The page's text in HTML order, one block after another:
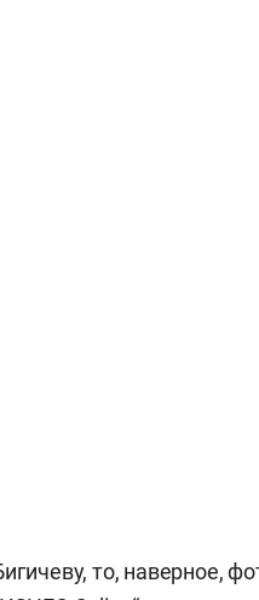
то, наверное,